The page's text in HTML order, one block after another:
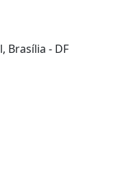
Brasília - DF